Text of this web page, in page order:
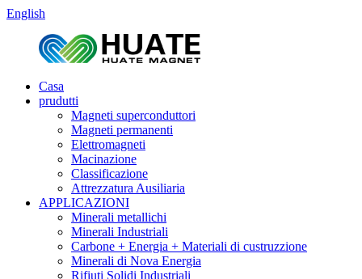
English
Casa
prudutti
Magneti superconduttori
Magneti permanenti
Elettromagneti
Macinazione
Classificazione
Attrezzatura Ausiliaria
APPLICAZIONI
Minerali metallichi
Minerali Industriali
Carbone + Energia + Materiali di custruzzione
Minerali di Nova Energia
Rifiuti Solidi Industriali